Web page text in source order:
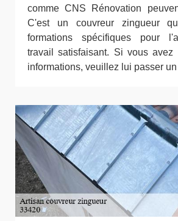
comme CNS Rénovation
C'est un couvreur zingueur
formations spécifiques pour
travail satisfaisant. Si vous avez
informations, veuillez lui passer